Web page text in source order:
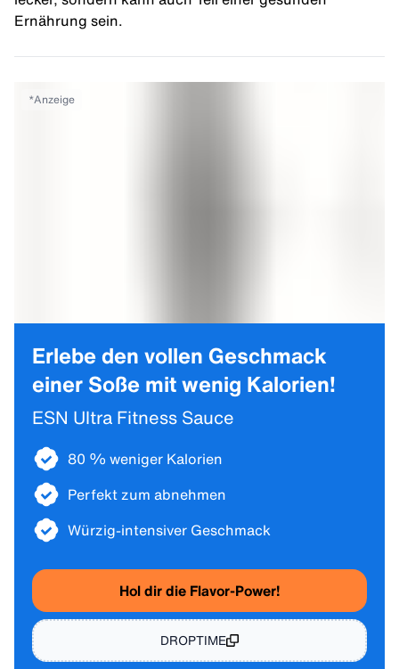
Ernährung sein.
*Anzeige
Erlebe den vollen Geschmack
einer Soße mit wenig Kalorien!
ESN Ultra Fitness Sauce
80 % weniger Kalorien
Perfekt zum abnehmen
Würzig-intensiver Geschmack
Hol dir die Flavor-Power!
DROPTIME